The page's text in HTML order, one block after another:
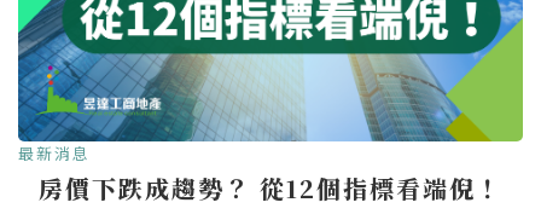
最新消息
房價下跌成趨勢？ 從12個指標看端倪！